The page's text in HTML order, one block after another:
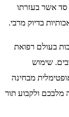
אשר בעזרתו
בדיוק מרבי.
בעולם רפואת
שימוש
מבחינה
מלבכם ולקבוע תור